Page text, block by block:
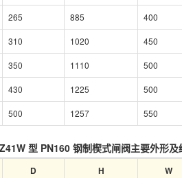
265 885 400
310 1020 450
350 1110 500
430 1225 500
500 1257 550
型 PN160 钢制楔式闸阀主要外形
D H W